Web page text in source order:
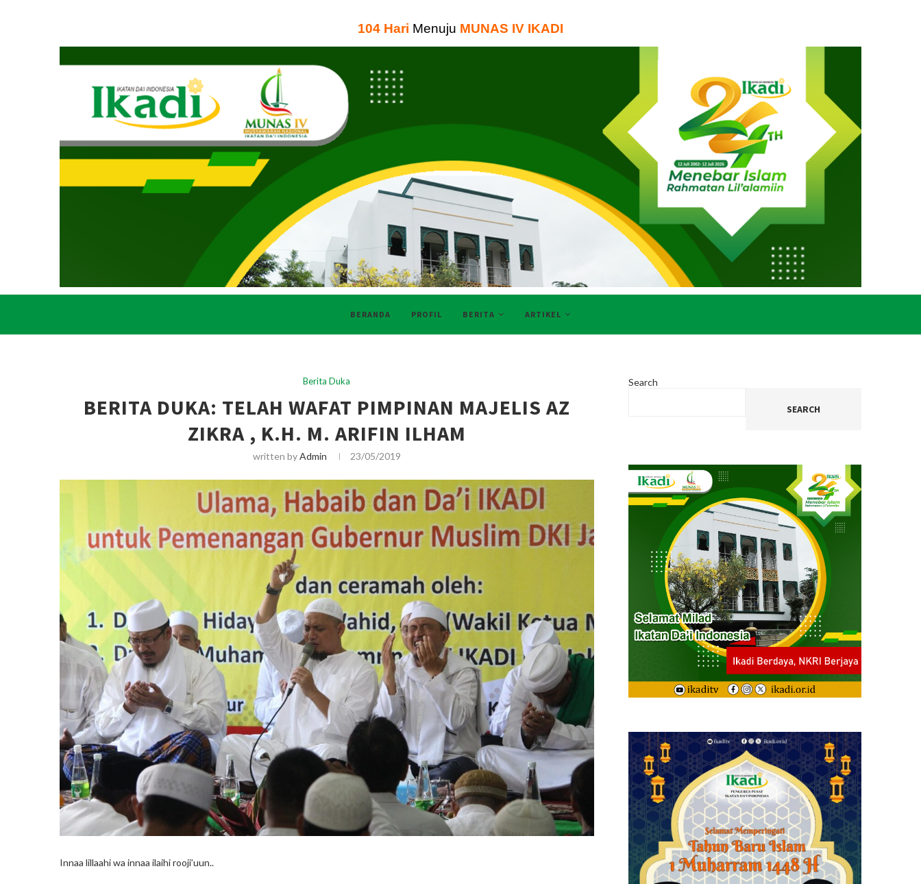
104 Hari Menuju MUNAS IV IKADI
BERANDA PROFIL BERITA ARTIKEL
Berita Duka
BERITA DUKA: TELAH WAFAT PIMPINAN MAJELIS AZ
ZIKRA , K.H. M. ARIFIN ILHAM
written byAdmin 23/05/2019
Innaa lillaahi wa innaa ilaihi rooji’uun..
Search
SEARCH